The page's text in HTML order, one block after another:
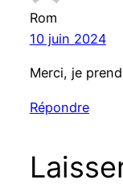
Rom
10 juin 2024
Merci, je
Répondre